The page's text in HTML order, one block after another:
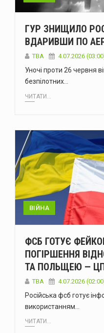
ГУР ЗНИЩИЛО
ВДАРИВШИ ПО
ТВА 4.07.2026
Уночі проти 26 червня
безпілотних…
ЧИТАТИ...
ВІЙНА
ФСБ ГОТУЄ
ПОГІРШЕННЯ
ТА ПОЛЬЩЕЮ —
ТВА 4.07.2026
Російська фсб готує
використанням…
ЧИТАТИ...